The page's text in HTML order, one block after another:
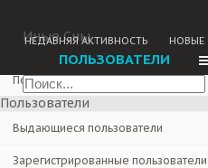
Поиск сообщений
Последние сообщения
Пользователи
Выдающиеся пользователи
Зарегистрированные пользователи
Иные Сны
ПОЛЬЗОВАТЕЛИ
НЕДАВНЯЯ АКТИВНОСТЬ НОВЫЕ